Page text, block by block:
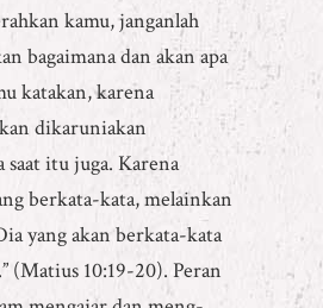
kamu, janganlah
bagaimana dan akan apa
katakan, karena
dikaruniakan
saat itu juga. Karena
berkata-kata, melainkan
yang akan berkata-kata
(Matius 10:19-20). Peran